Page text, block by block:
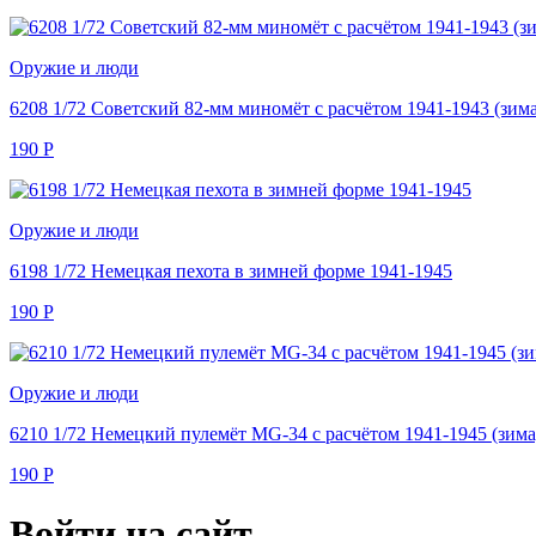
Оружие и люди
6208 1/72 Советский 82-мм миномёт с расчётом 1941-1943
190 Р
Оружие и люди
6198 1/72 Немецкая пехота в зимней форме 1941-1945
190 Р
Оружие и люди
6210 1/72 Немецкий пулемёт MG-34 с расчётом 1941-1945
190 Р